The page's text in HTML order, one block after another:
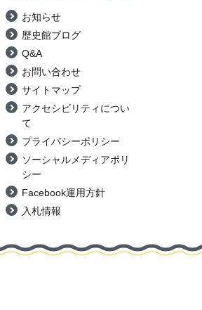
お知らせ
歴史館ブログ
Q&A
お問い合わせ
サイトマップ
アクセシビリティについ
て
プライバシーポリシー
ソーシャルメディアポリ
シー
Facebook運用方針
入札情報